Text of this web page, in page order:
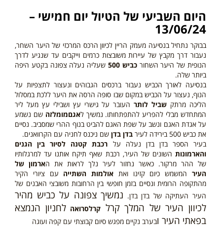
היום השביעי של הטיול יום חמישי –
13/06/24
בבוקר נתחיל בנסיעה מעמק הריין לכיוון הרכס המרכזי של היער השחר,
נעבור דרך מקבץ של עיירות משובצות כרמים וייקבים עד שנגיע לדרך
הנופית של היער השחורכביש 500
שעליה נעלה צפונה בקטע היפה
ביותר שלה.
בנסיעה לאורך הכביש נעבור ברכסים הגבוהים ונעצור לתצפיות על
הנוף, נעצור על הכביש במקום שבו סופה הרסה את היער ללכת במסלול
הליכה מרתק שביל לותרהעובר על גישרי עץ ושבילי עץ מעל ליר
המתחדש מבלי להפריע להתפתחותו. נמשיך לאגםמומלזה שם נשמע
על אגדת האגם ונשב על שפת האגם להביט בנוף ההרי שמסביב. נסיים
את כביש 500 בירידה לעיר
בדן בדן שם ניכנס לחניה עם הקרוואנים.
בעיר הספר בדן בדן נעלה על רכבת קטנה לסיור בין הגנים
והארמונות השונים של העיר, רכבת שאף תיקח אותנו עד למרגלותיו
של ההר מרקור. כאשר נחזור לעיר נלך לראות את הארמון של
העירהמשמש כיום קזינו ואת אולמות השתייה עם ציורי הקיר
מהתקופה הרומית ונסיים בזמן חופשי בין הרחובות משובצי האבנים של
העיר העתיקה של בדן בדן. נמשיך צפונה על כביש מהיר
לכיוון העיר של המלך קרל קרלסרואהלחניון הנמצא
בפאתי העיר ובערב נקיים מפגש סיום קבוצתי עם קפה ועוגה